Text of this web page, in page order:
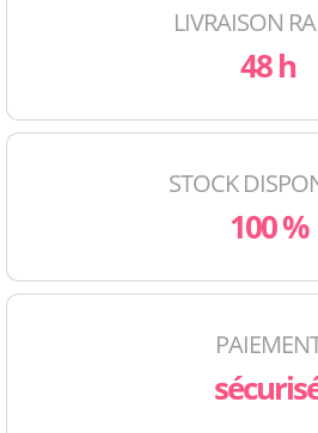
LIVRAISON
48 h
STOCK
100 %